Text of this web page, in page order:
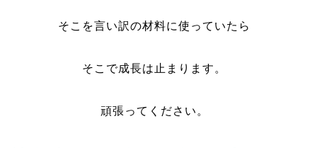
そこを言い訳の材料に使っていたら
そこで成長は止まります。
頑張ってください。